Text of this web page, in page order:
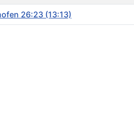
26:23 (13:13)